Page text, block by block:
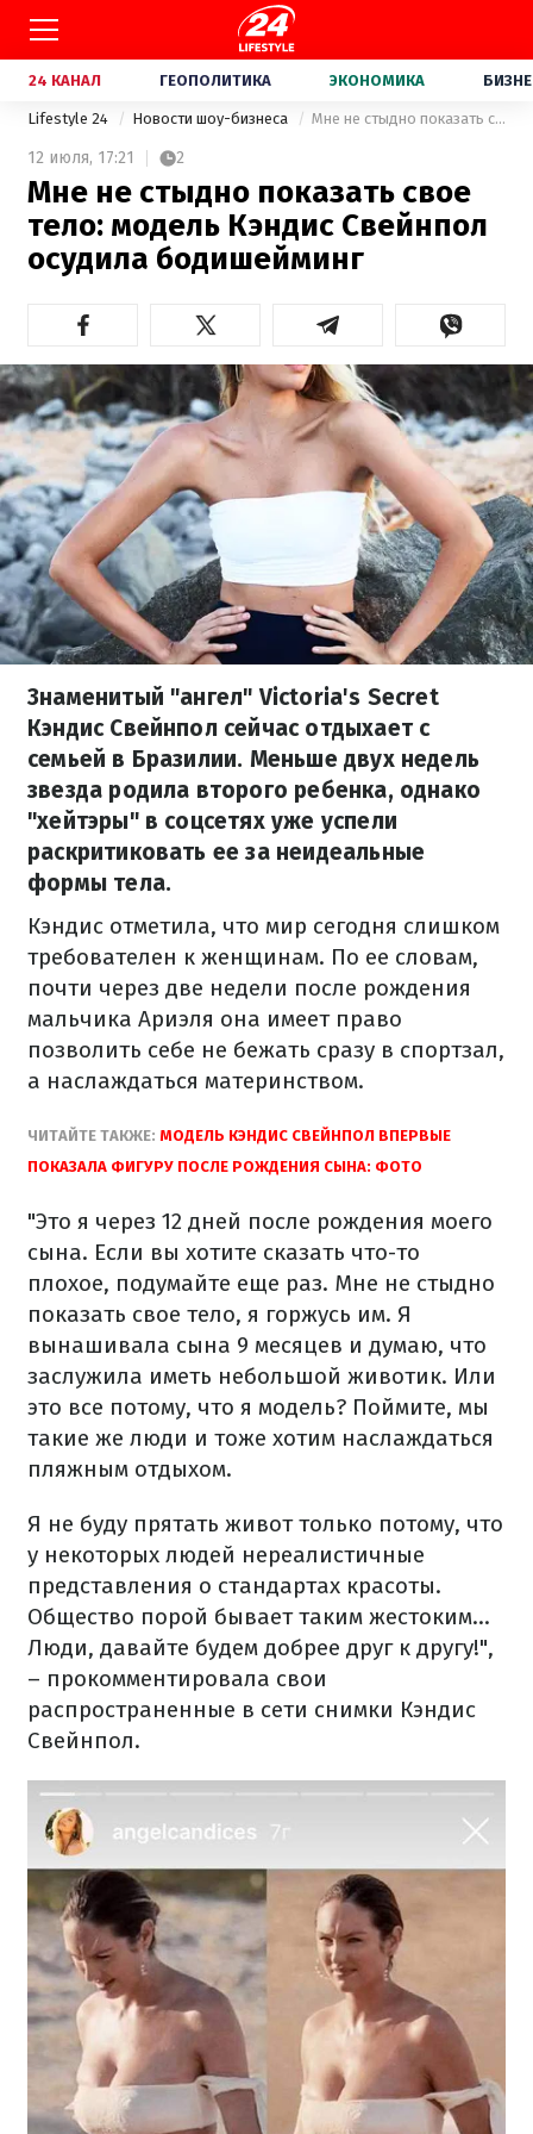
24 КАНАЛ ГЕОПОЛИТИКА ЭКОНОМИКА
Lifestyle 24 Новости шоу-бизнеса Мне не стыдно показать свое тело: модель Кэндис Свейнпол осудила бодишейминг
12 июля, 17:21 2
Мне не стыдно показать свое
тело: модель Кэндис Свейнпол
осудила бодишейминг
Знаменитый "ангел" Victoria's Secret
Кэндис Свейнпол сейчас отдыхает с
семьей в Бразилии. Меньше двух недель
звезда родила второго ребенка, однако
"хейтэры" в соцсетях уже успели
раскритиковать ее за неидеальные
формы тела.
Кэндис отметила, что мир сегодня слишком
требователен к женщинам. По ее словам,
почти через две недели после рождения
мальчика Ариэля она имеет право
позволить себе не бежать сразу в спортзал,
а наслаждаться материнством.
ЧИТАЙТЕ ТАКЖЕ: МОДЕЛЬ КЭНДИС СВЕЙНПОЛ ВПЕРВЫЕ
ПОКАЗАЛА ФИГУРУ ПОСЛЕ РОЖДЕНИЯ СЫНА: ФОТО
"Это я через 12 дней после рождения моего
сына. Если вы хотите сказать что-то
плохое, подумайте еще раз. Мне не стыдно
показать свое тело, я горжусь им. Я
вынашивала сына 9 месяцев и думаю, что
заслужила иметь небольшой животик. Или
это все потому, что я модель? Поймите, мы
такие же люди и тоже хотим наслаждаться
пляжным отдыхом.
Я не буду прятать живот только потому, что
у некоторых людей нереалистичные
представления о стандартах красоты.
Общество порой бывает таким жестоким...
Люди, давайте будем добрее друг к другу!",
– прокомментировала свои
распространенные в сети снимки Кэндис
Свейнпол.